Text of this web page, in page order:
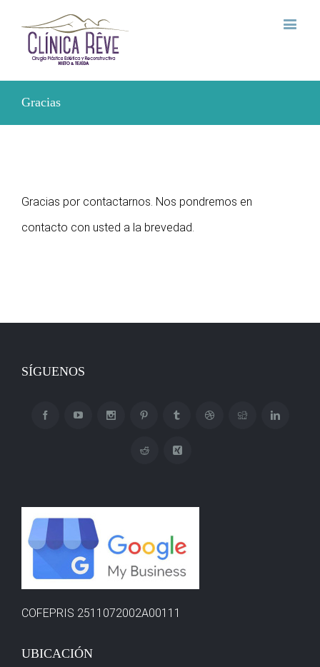
Gracias
Gracias por contactarnos. Nos pondremos en
contacto con usted a la brevedad.
SÍGUENOS
COFEPRIS 2511072002A00111
UBICACIÓN